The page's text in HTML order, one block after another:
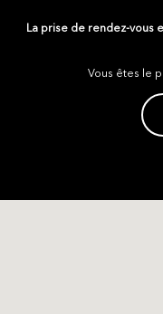
La prise de rendez-vous
Vous êtes le